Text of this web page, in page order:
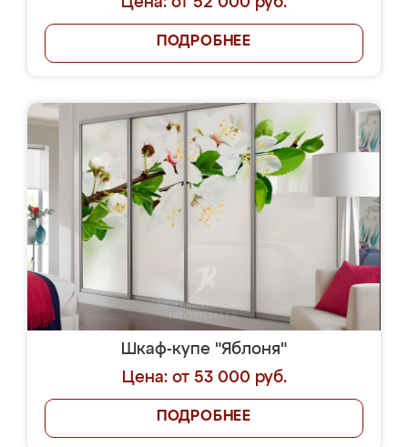
ПОДРОБНЕЕ
Шкаф-купе "Яблоня"
Цена: от 53 000 руб.
ПОДРОБНЕЕ